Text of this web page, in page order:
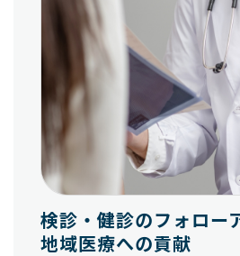
検診・健診のフォロー
地域医療への貢献